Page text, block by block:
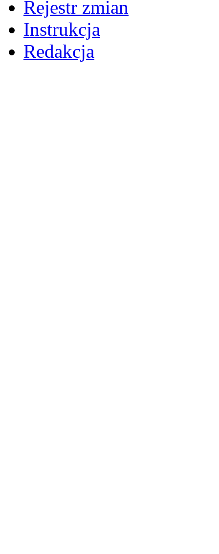
Rejestr zmian
Instrukcja
Redakcja